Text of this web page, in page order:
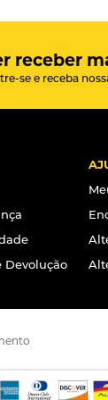
receber
se e receba
Devolução